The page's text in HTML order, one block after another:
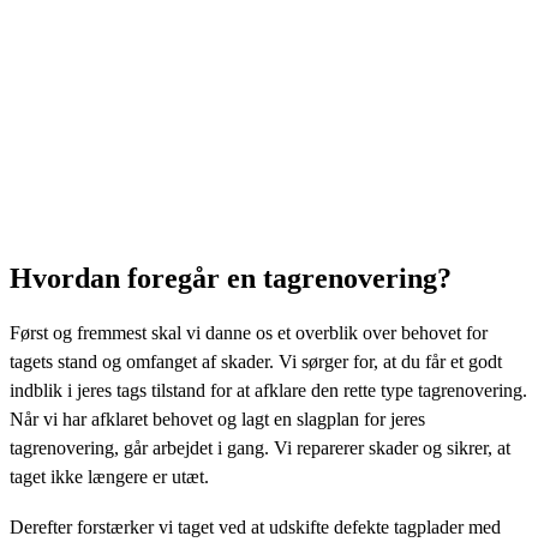
Hvordan foregår en tagrenovering?
Først og fremmest skal vi danne os et overblik over behovet for
tagets stand og omfanget af skader. Vi sørger for, at du får et godt
indblik i jeres tags tilstand for at afklare den rette type tagrenovering.
Når vi har afklaret behovet og lagt en slagplan for jeres
tagrenovering, går arbejdet i gang. Vi reparerer skader og sikrer, at
taget ikke længere er utæt.
Derefter forstærker vi taget ved at udskifte defekte tagplader med